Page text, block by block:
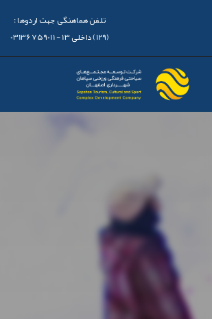
تلفن هماهنگی جهت اردوها :